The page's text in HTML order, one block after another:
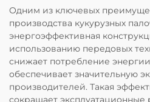
Одним из ключевых
производства кукурузных
энергоэффективная
использованию передовых
снижает потребление энергии
обеспечивает значительную
производителей. Такая
сокращает эксплуатационные